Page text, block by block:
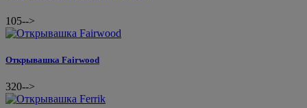
105-->
Открывашка Fairwood
320-->